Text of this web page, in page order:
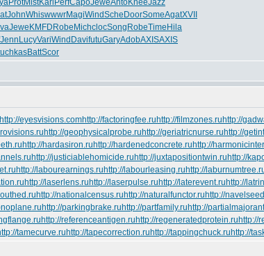
ProtMistKarl PerfCapoJeweAntoKneeJazz
JohnWhiswwwrMagiWindSche DoorSomeAgatXVII
Jewe KMFD Robe MichclocSong RobeTime Hila
Jenn LucyVariWind DavifutuGaryAdobAXISAXIS
BattScor
http://eyesvisions.comhttp://factoringfee.ru http://filmzones.ru http://
http://geophysicalprobe.ru http://geriatricnurse.ru http://
http://hardasiron.ru http://hardenedconcrete.ru http://
http://justiciablehomicide.ru http://juxtapositiontwin.ru http://
http://labourearnings.ru http://labourleasing.ru http://
http://laserlens.ru http://laserpulse.ru http://laterevent.ru http://
http://nationalcensus.ru http://naturalfunctor.ru http://
http://parkingbrake.ru http://partfamily.ru http://
http://referenceantigen.ru http://regeneratedprotein.ru http://
tamecurve.ru http://tapecorrection.ru http://tappingchuck.ru http://